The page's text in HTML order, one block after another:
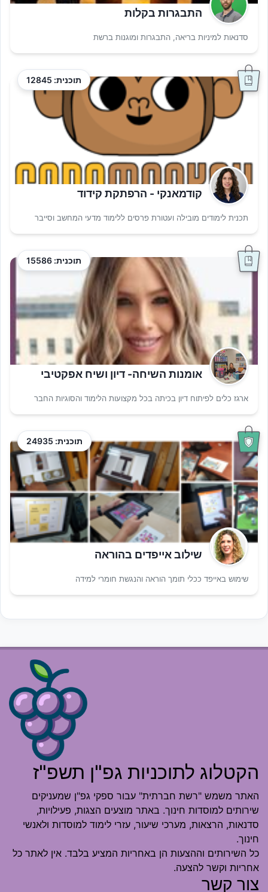
התבגרות בקלות
סדנאות למיניות בריאה, התבגרות ומוגנות ברשת
תוכנית: 12845
קודמאנקי - הרפתקת קידוד
תכנית לימודים מובילה ועטורת פרסים ללימוד מדעי המחשב וסייבר
תוכנית: 15586
אומנות השיחה- דיון ושיח אפקטיבי
ארגז כלים לפיתוח דיון בכיתה בכל מקצועות הלימוד והסוגיות החבר
תוכנית: 24935
שילוב אייפדים בהוראה
שימוש באייפד ככלי תומך הוראה והנגשת חומרי למידה
הקטלוג לתוכניות גפ"ן תשפ"ז
האתר משמש "רשת חברתית" עבור ספקי גפ"ן שמעניקים
שירותים למוסדות חינוך. באתר מוצעים הצגות, פעילויות,
סדנאות, הרצאות, מערכי שיעור, עזרי לימוד למוסדות ולאנשי
חינוך.
כל השירותים וההצעות הן באחריות המציע בלבד. אין לאתר כל
אחריות וקשר להצעה.
צור קשר